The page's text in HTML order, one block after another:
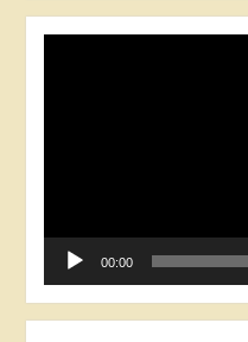
00:00